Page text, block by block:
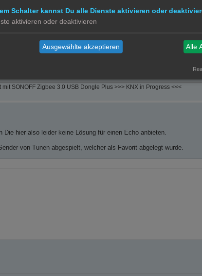
diesen nach Alexa durchreichen. In Alexa eine Routine erstellen, die
via Automatisierung z.B. 1 Sekunde nach der Aktivierung wieder
SONOFF Zigbee 3.0 USB Dongle Plus >>> KNX in Progress <<<
hier also leider keine Lösung für einen Echo anbieten.
von Tunen abgespielt, welcher als Favorit abgelegt wurde.
Schalter kannst Du alle Dienste aktivieren oder
aktivieren oder deaktivieren
Ausgewählte akzeptieren Alle